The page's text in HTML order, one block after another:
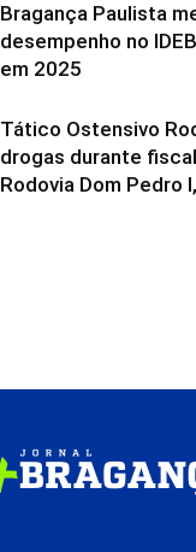
Bragança Paulista
desempenho no
em 2025
Tático Ostensivo
drogas durante
Rodovia Dom Pedro